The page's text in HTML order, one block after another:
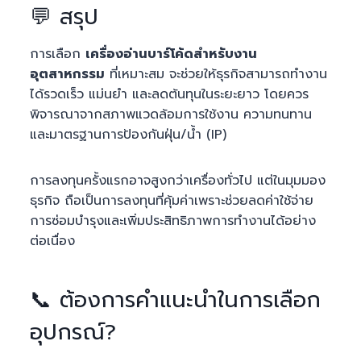
💬 สรุป
การเลือก เครื่องอ่านบาร์โค้ดสำหรับงาน
อุตสาหกรรม ที่เหมาะสม จะช่วยให้ธุรกิจสามารถทำงาน
ได้รวดเร็ว แม่นยำ และลดต้นทุนในระยะยาว โดยควร
พิจารณาจากสภาพแวดล้อมการใช้งาน ความทนทาน
และมาตรฐานการป้องกันฝุ่น/น้ำ (IP)
การลงทุนครั้งแรกอาจสูงกว่าเครื่องทั่วไป แต่ในมุมมอง
ธุรกิจ ถือเป็นการลงทุนที่คุ้มค่าเพราะช่วยลดค่าใช้จ่าย
การซ่อมบำรุงและเพิ่มประสิทธิภาพการทำงานได้อย่าง
ต่อเนื่อง
📞 ต้องการคำแนะนำในการเลือก
อุปกรณ์?